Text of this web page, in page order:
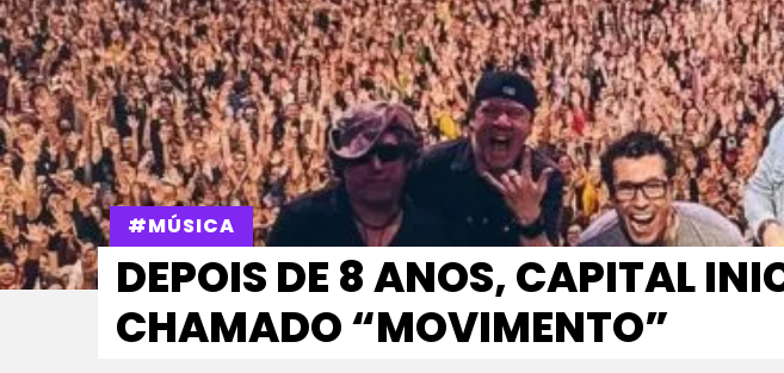
#MÚSICA
DEPOIS DE 8 ANOS, CAPITAL
CHAMADO “MOVIMENTO”